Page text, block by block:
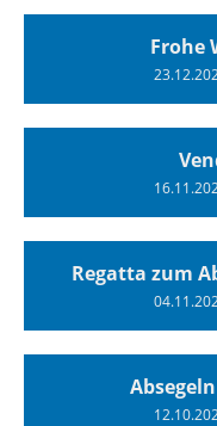
Frohe
Regatta zum